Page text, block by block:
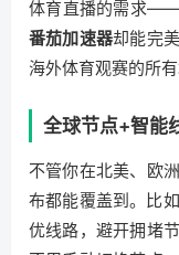
体育直播的需求——
番茄加速器却能完
海外体育观赛的所有
全球节点+智能
不管你在北美、欧
布都能覆盖到。比
优线路，避开拥堵